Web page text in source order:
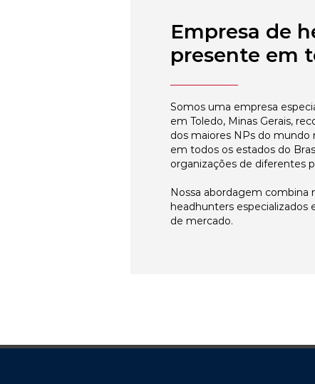
Empresa de
presente em
Somos uma empresa
em Toledo, Minas Gerais,
dos maiores NPs do
em todos os estados do
organizações de diferentes
Nossa abordagem combina
headhunters
de mercado.